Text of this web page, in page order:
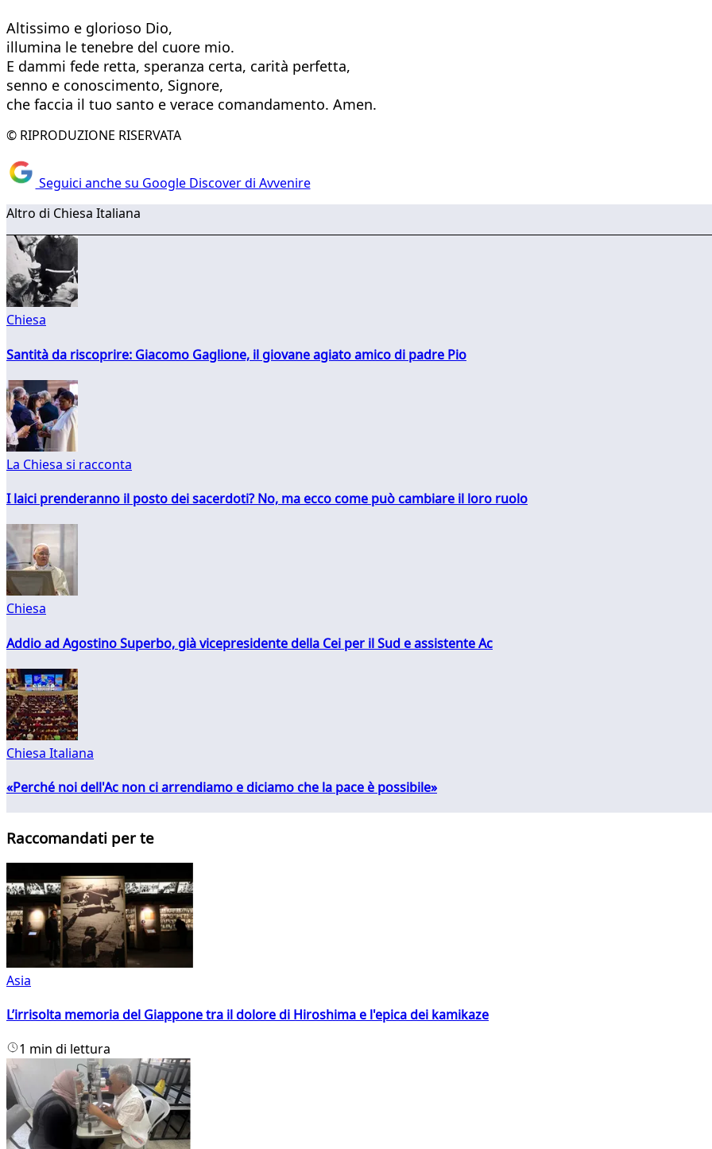
Altissimo e glorioso Dio,
illumina le tenebre del cuore mio.
E dammi fede retta, speranza certa, carità perfetta,
senno e conoscimento, Signore,
che faccia il tuo santo e verace comandamento. Amen.
© RIPRODUZIONE RISERVATA
Seguici anche su Google Discover di Avvenire
Altro di Chiesa Italiana
Chiesa
Santità da riscoprire: Giacomo Gaglione, il giovane agiato amico di padre Pio
La Chiesa si racconta
I laici prenderanno il posto dei sacerdoti? No, ma ecco come può cambiare il loro ruolo
Chiesa
Addio ad Agostino Superbo, già vicepresidente della Cei per il Sud e assistente Ac
Chiesa Italiana
«Perché noi dell'Ac non ci arrendiamo e diciamo che la pace è possibile»
Raccomandati per te
Asia
L’irrisolta memoria del Giappone tra il dolore di Hiroshima e l'epica dei kamikaze
1 min di lettura